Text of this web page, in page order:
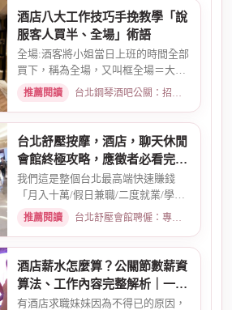
酒店八大工作技巧手挽教學「說
服客人買半、全場」術語
全場:酒客將小姐當日上班的時間全部
買下，稱為全場，又叫框全場＝大框
＝外全酒店買框送s外全多少...
推薦閱讀 台北鋼琴酒吧公關：招募條件與工作環境介紹 · 2026-03-26
台北舒壓按摩，酒店，聊天休閒
會館終極攻略，應徵者必看完整
指南
我們這是整個台北最高端快速賺錢
「月入十萬/假日兼職/二度就業/學生
兼職/八大廣告/林森北路KTV酒...
推薦閱讀 台北舒壓會館聘僱：專業按摩師職缺與職涯規劃 · 2026-01-07
酒店薪水怎麼算？公關節數薪資
算法、工作內容完整解析｜一次
搞懂收入結構
有酒店求職妹妹因為不得已的原因，